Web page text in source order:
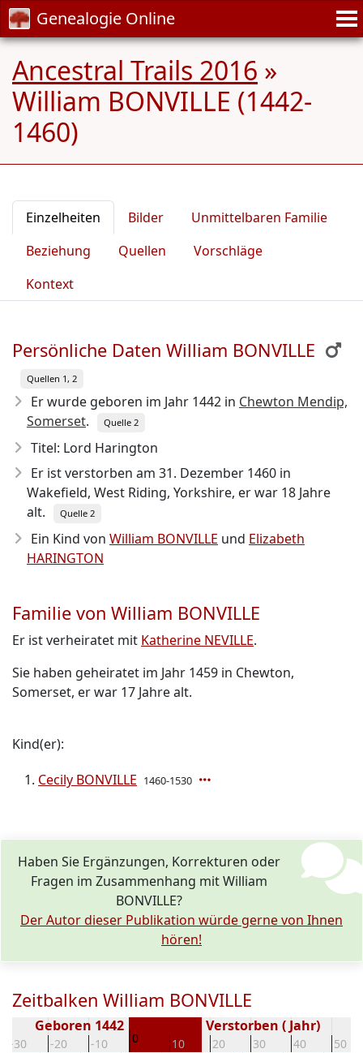
Genealogie Online
Ancestral Trails 2016 »
William BONVILLE (1442-
1460)
Einzelheiten Bilder
Unmittelbaren Familie
Beziehung
Quellen
Vorschläge
Kontext
Persönliche Daten William BONVILLE
Quellen 1, 2
Er wurde geboren im Jahr 1442 in Chewton Mendip,
Somerset. Quelle 2
Titel: Lord Harington
Er ist verstorben am 31. Dezember 1460 in
Wakefield, West Riding, Yorkshire, er war 18 Jahre
alt.
Quelle 2
Ein Kind von William BONVILLE und Elizabeth
HARINGTON
Familie von William BONVILLE
Er ist verheiratet mit Katherine NEVILLE.
Sie haben geheiratet im Jahr 1459 in Chewton,
Somerset, er war 17 Jahre alt.
Kind(er):
Cecily BONVILLE 1460-1530
Haben Sie Ergänzungen, Korrekturen oder
Fragen im Zusammenhang mit William
BONVILLE?
Der Autor dieser Publikation würde gerne von Ihnen
hören!
Zeitbalken William BONVILLE
-30 -20 -10 0 10 20 30 40 50
Geboren 1442 Verstorben ( Jahr)